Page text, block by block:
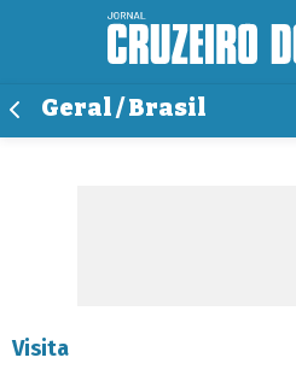
Geral / Brasil
Visita